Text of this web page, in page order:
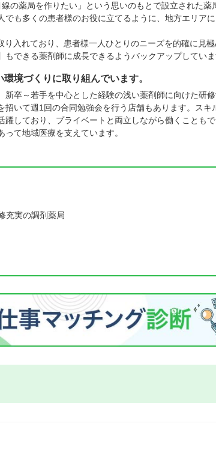
の薬局を作りたい」という思いのもとで設立された薬
も多くの患者様のお役に立てるように、地方エリア
入れており、患者様一人ひとりのニーズを的確に見
できる薬剤師に成長できるようバックアップしていま
境づくりに取り組んでいます。
卒～若手を中心とした経験の浅い薬剤師に向けた研
いて週1回の合同勉強会を行う店舗もあります。スキ
しており、プライベートと両立しながら働くこともで
て地域医療を支えています。
充実の調剤薬局